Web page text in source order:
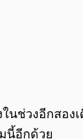
นช่วงอีกส
นี้อีกด้วย